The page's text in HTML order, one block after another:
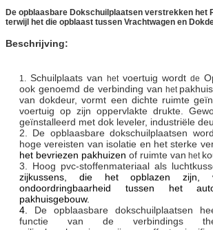
De opblaasbare Dokschuilplaatsen verstrekken het
terwijl het die opblaast tussen Vrachtwagen en
Beschrijving:
1. Schuilplaats van het voertuig wordt de
ook genoemd de verbinding van het
van dokdeur, vormt een dichte ruimte
voertuig op zijn oppervlakte drukte.
geïnstalleerd met dok leveler, industriële
2. De opblaasbare dokschuilplaatsen
hoge vereisten van isolatie en het sterke
het bevriezen pakhuizen of ruimte van het
3. Hoog pvc-stoffenmateriaal als
zijkussens, die het opblazen zijn,
ondoordringbaarheid tussen het
pakhuisgebouw.
4. De opblaasbare dokschuilplaatsen
functie van de verbindings